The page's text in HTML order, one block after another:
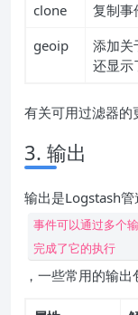
clone
复制事
geoip
添加关
还显示
有关可用过滤器的
3. 输出
输出是Logstash管
事件可以通过多个
完成了它的执行
，一些常用的输出